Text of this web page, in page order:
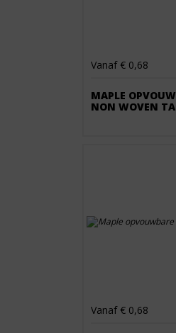
Vanaf € 0,68
MAPLE
NON WOVEN
Vanaf € 0,68